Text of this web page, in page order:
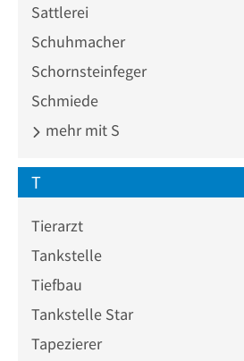
Sattlerei
Schuhmacher
Schornsteinfeger
Schmiede
mehr mit S
T
Tierarzt
Tankstelle
Tiefbau
Tankstelle Star
Tapezierer